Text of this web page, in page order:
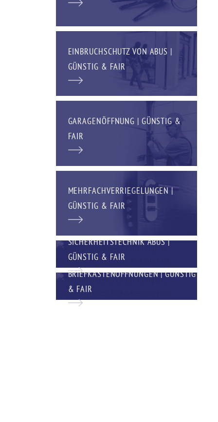
EINBRUCHSCHUTZ VON ABUS |
GÜNSTIG & FAIR
GARAGENÖFFNUNG | GÜNSTIG &
FAIR
MEHRFACHVERRIEGELUNGEN |
GÜNSTIG & FAIR
SICHERHEITSTECHNIK ABUS |
GÜNSTIG & FAIR
BRIEFKASTENÖFFNUNGEN | GÜNSTIG
& FAIR